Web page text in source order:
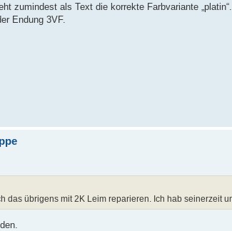
zumindest als Text die korrekte Farbvariante
Endung 3VF.
das übrigens mit 2K Leim reparieren. Ich hab seinerzeit